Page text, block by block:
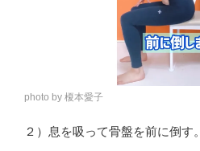
photo by 榎本愛子
２）息を吸って骨盤を前に倒す。